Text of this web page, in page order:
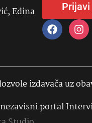
Edina
Prijavi
izdavača uz
portal